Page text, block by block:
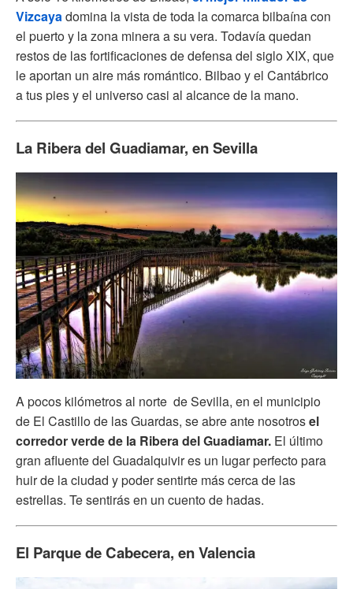
Vizcayadomina la vista de toda la comarca bilbaína con
el puerto y la zona minera a su vera. Todavía quedan
restos de las fortificaciones de defensa del siglo XIX, que
le aportan un aire más romántico. Bilbao y el Cantábrico
a tus pies y el universo casi al alcance de la mano.
La Ribera del Guadiamar, en Sevilla
A pocos kilómetros al norte de Sevilla, en el municipio
de El Castillo de las Guardas, se abre ante nosotrosel
corredor verde de la Ribera del Guadiamar. El último
gran afluente del Guadalquivir es un lugar perfecto para
huir de la ciudad y poder sentirte más cerca de las
estrellas. Te sentirás en un cuento de hadas.
El Parque de Cabecera, en Valencia